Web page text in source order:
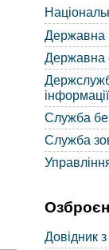
Державна
Державна
інформації
Служба
Служба
Довідник з